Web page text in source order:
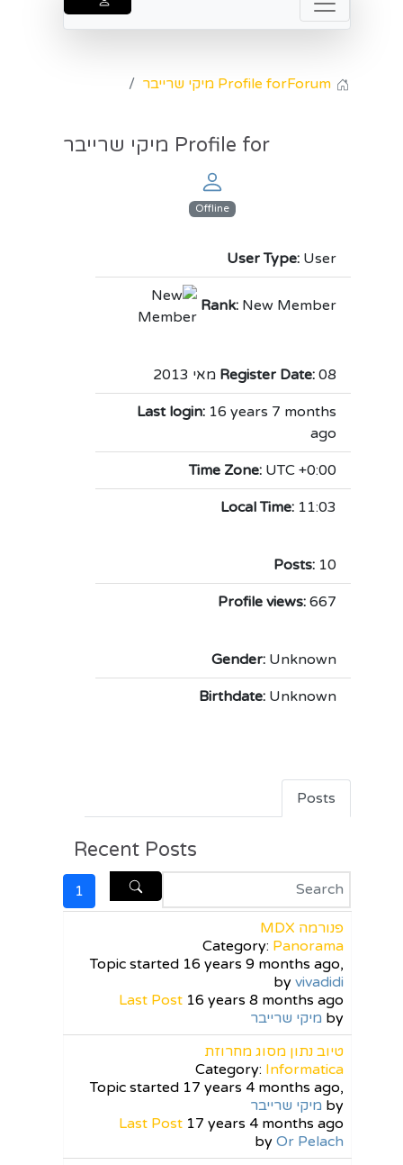
ForumProfile for מיקי שרייבר
Profile for מיקי שרייבר
Offline
User Type: User
Rank: New Member
Register Date: 08 מאי 2013
Last login: 16 years 7 months
ago
Time Zone: UTC +0:00
Local Time: 11:03
Posts: 10
Profile views: 667
Gender: Unknown
Birthdate: Unknown
Posts
Recent Posts
1
פנורמה MDX
Category: Panorama
Topic started 16 years 9 months ago,
by vivadidi
Last Post 16 years 8 months ago
by מיקי שרייבר
טיוב נתון מסוג מחרוזת
Category: Informatica
Topic started 17 years 4 months ago,
by מיקי שרייבר
Last Post 17 years 4 months ago
by Or Pelach